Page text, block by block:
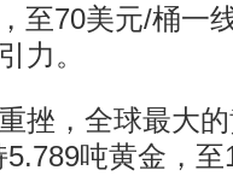
至70美元/桶一
力。
，全球最大的
吨黄金，